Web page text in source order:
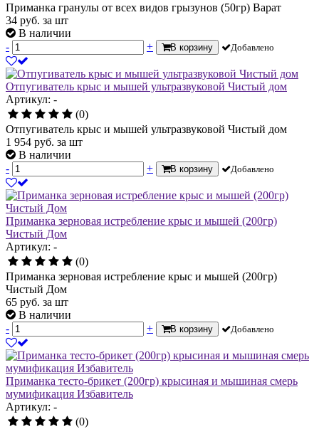
Приманка гранулы от всех видов грызунов (50гр) Варат
34 руб. за шт
В наличии
-
+ В корзину Добавлено
Отпугиватель крыс и мышей ультразвуковой Чистый дом
Артикул: -
(0)
Отпугиватель крыс и мышей ультразвуковой Чистый дом
1 954 руб. за шт
В наличии
-
+ В корзину Добавлено
Приманка зерновая истребление крыс и мышей (200гр)
Чистый Дом
Артикул: -
(0)
Приманка зерновая истребление крыс и мышей (200гр)
Чистый Дом
65 руб. за шт
В наличии
-
+ В корзину Добавлено
Приманка тесто-брикет (200гр) крысиная и мышиная смерь
мумификация Избавитель
Артикул: -
(0)